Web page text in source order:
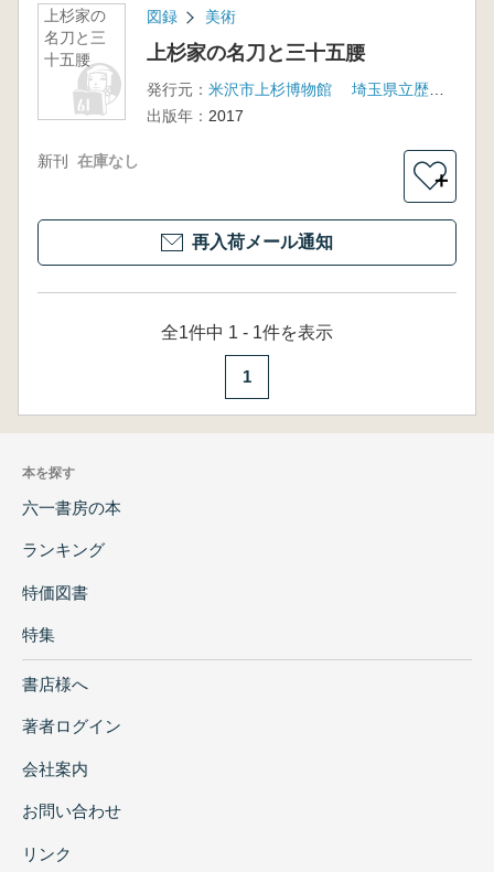
上杉家の
名刀と三
十五腰
図録 美術
上杉家の名刀と三十五腰
発行元：
米沢市上杉博物館 埼玉県立歴史と民俗の博物館 佐野美術館
出版年： 2017
新刊 在庫なし
＋
再入荷メール通知
全1件中 1 - 1件を表示
1
本を探す
六一書房の本
ランキング
特価図書
特集
書店様へ
著者ログイン
会社案内
お問い合わせ
リンク